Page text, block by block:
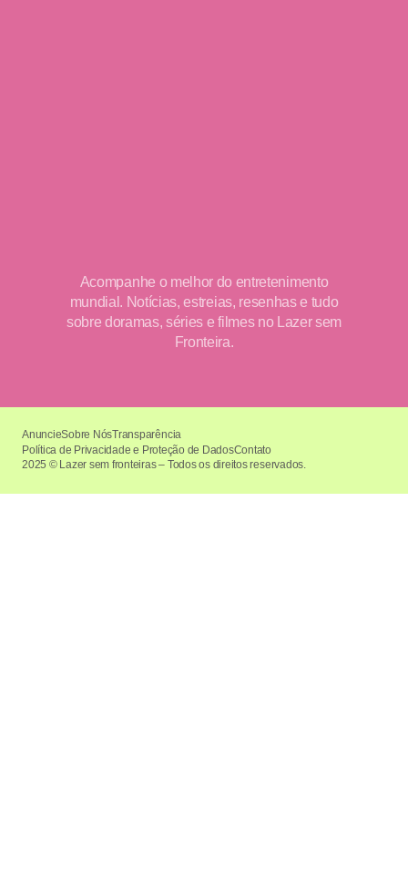
Acompanhe o melhor do entretenimento
mundial. Notícias, estreias, resenhas e tudo
sobre doramas, séries e filmes no Lazer sem
Fronteira.
2025 © Lazer sem fronteiras – Todos os direitos reservados.
AnuncieSobre NósTransparência
Política de Privacidade e Proteção de DadosContato